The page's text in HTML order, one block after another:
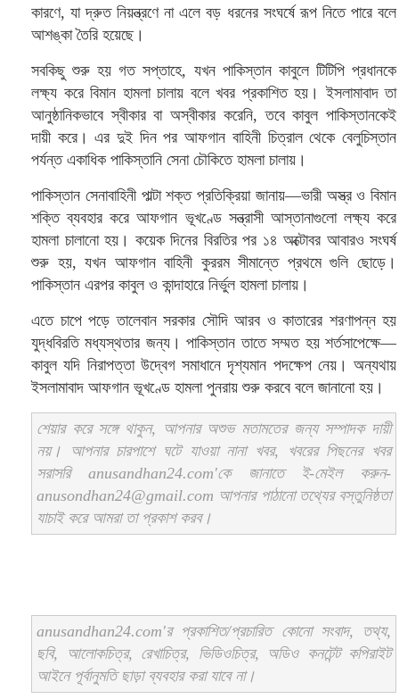
কারণে, যা দ্রুত নিয়ন্ত্রণে না এলে বড় ধরনের সংঘর্ষে রূপ নিতে পারে বলে
আশঙ্কা তৈরি হয়েছে।
সবকিছু শুরু হয় গত সপ্তাহে, যখন পাকিস্তান কাবুলে টিটিপি প্রধানকে
লক্ষ্য করে বিমান হামলা চালায় বলে খবর প্রকাশিত হয়। ইসলামাবাদ তা
আনুষ্ঠানিকভাবে স্বীকার বা অস্বীকার করেনি, তবে কাবুল পাকিস্তানকেই
দায়ী করে। এর দুই দিন পর আফগান বাহিনী চিত্রাল থেকে বেলুচিস্তান
পর্যন্ত একাধিক পাকিস্তানি সেনা চৌকিতে হামলা চালায়।
পাকিস্তান সেনাবাহিনী পাল্টা শক্ত প্রতিক্রিয়া জানায়—ভারী অস্ত্র ও বিমান
শক্তি ব্যবহার করে আফগান ভূখণ্ডে সন্ত্রাসী আস্তানাগুলো লক্ষ্য করে
হামলা চালানো হয়। কয়েক দিনের বিরতির পর ১৪ অক্টোবর আবারও সংঘর্ষ
শুরু হয়, যখন আফগান বাহিনী কুররম সীমান্তে প্রথমে গুলি ছোড়ে।
পাকিস্তান এরপর কাবুল ও কান্দাহারে নির্ভুল হামলা চালায়।
এতে চাপে পড়ে তালেবান সরকার সৌদি আরব ও কাতারের শরণাপন্ন হয়
যুদ্ধবিরতি মধ্যস্থতার জন্য। পাকিস্তান তাতে সম্মত হয় শর্তসাপেক্ষে—
কাবুল যদি নিরাপত্তা উদ্বেগ সমাধানে দৃশ্যমান পদক্ষেপ নেয়। অন্যথায়
ইসলামাবাদ আফগান ভূখণ্ডে হামলা পুনরায় শুরু করবে বলে জানানো হয়।
শেয়ার করে সঙ্গে থাকুন, আপনার অশুভ মতামতের জন্য সম্পাদক দায়ী
নয়। আপনার চারপাশে ঘটে যাওয়া নানা খবর, খবরের পিছনের খবর
সরাসরি anusandhan24.com'কে জানাতে ই-মেইল করুন-
anusondhan24@gmail.com আপনার পাঠানো তথ্যের বস্তুনিষ্ঠতা
যাচাই করে আমরা তা প্রকাশ করব।
anusandhan24.com'র প্রকাশিত/প্রচারিত কোনো সংবাদ, তথ্য,
ছবি, আলোকচিত্র, রেখাচিত্র, ভিডিওচিত্র, অডিও কনটেন্ট কপিরাইট
আইনে পূর্বানুমতি ছাড়া ব্যবহার করা যাবে না।